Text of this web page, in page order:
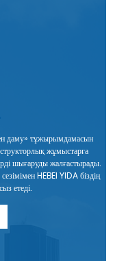
даму» тұжырымдамасын
жұмыстарға
шығаруды жалғастырады.
HEBEI YIDA біздің
етеді.